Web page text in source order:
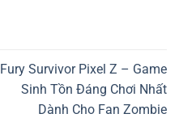
Fury Survivor Pixel Z – Game
Sinh Tồn Đáng Chơi Nhất
Dành Cho Fan Zombie